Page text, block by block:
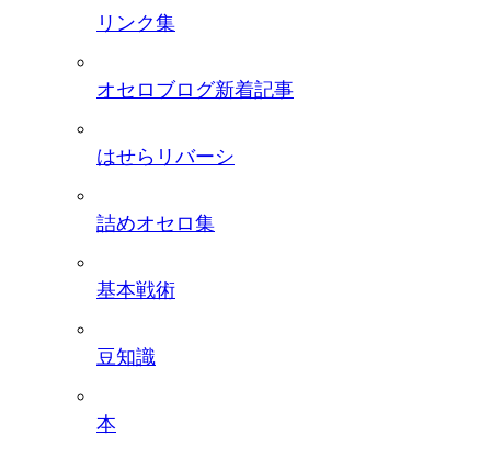
リンク集
オセロブログ新着記事
はせらリバーシ
詰めオセロ集
基本戦術
豆知識
本